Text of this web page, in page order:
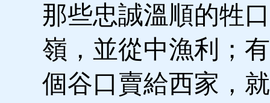
那些忠誠溫順的牲
嶺，並從中漁利；
個谷口賣給西家，